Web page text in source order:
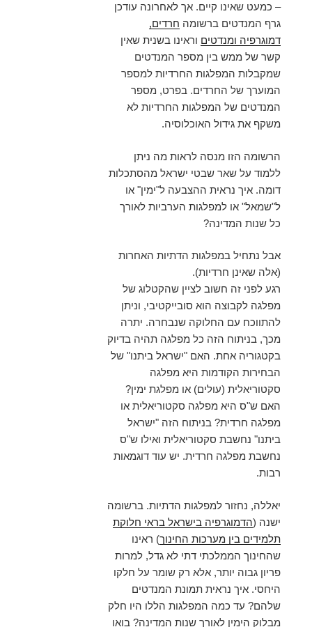
– כמעט שאינו קיים. אך לאחרונה עודכן
גרף המנדטים ברשומה חרדים,
דמוגרפיה ומנדטים וראינו בשנית שאין
קשר של ממש בין מספר המנדטים
שמקבלות המפלגות החרדיות למספר
המוערך של החרדים. בפרט, מספר
המנדטים של המפלגות החרדיות לא
משקף את גידול האוכלוסיה.
הרשומה הזו מנסה לראות מה ניתן
ללמוד על שאר שבטי ישראל מהסתכלות
דומה. איך נראית ההצבעה ל"ימין" או
ל"שמאל" או למפלגות הערביות לאורך
כל שנות המדינה?
אבל נתחיל במפלגות הדתיות האחרות
(אלה שאינן חרדיות).
רגע לפני זה חשוב לציין שהקטלוג של
מפלגה לקבוצה הוא סובייקטיבי, וניתן
להתווכח עם החלוקה שנבחרה. יתרה
מכך, בניתוח הזה כל מפלגה תהיה בדיוק
בקטגוריה אחת. האם "ישראל ביתנו" של
הבחירות הקודמות היא מפלגה
סקטוריאלית (עולים) או מפלגת ימין?
האם ש"ס היא מפלגה סקטוריאלית או
מפלגה חרדית? בניתוח הזה "ישראל
ביתנו" נחשבת סקטוריאלית ואילו ש"ס
נחשבת מפלגה חרדית. יש עוד דוגמאות
רבות.
יאללה, נחזור למפלגות הדתיות. ברשומה
ישנה (הדמוגרפיה בישראל בראי חלוקת
תלמידים בין מערכות החינוך) ראינו
שהחינוך הממלכתי דתי לא גדל, למרות
פריון גבוה יותר, אלא רק שומר על חלקו
היחסי. איך נראית תמונת המנדטים
שלהם? עד כמה המפלגות הללו היו חלק
מבלוק הימין לאורך שנות המדינה? בואו